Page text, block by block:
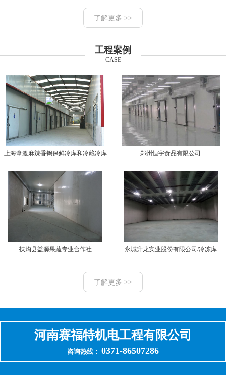
了解更多 >>
工程案例
CASE
上海拿渡麻辣香锅保鲜冷库和冷藏冷库 郑州恒宇食品有限公司
扶沟县益源果蔬专业合作社 永城升龙实业股份有限公司/冷冻库
了解更多 >>
河南赛福特机电工程有限公司
咨询热线： 0371-86507286